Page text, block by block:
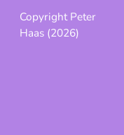
Copyright Peter
Haas (2026)